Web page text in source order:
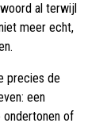
al terwijl
meer echt,
precies de
een
ondertonen of